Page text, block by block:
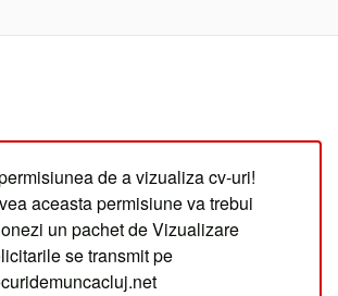
de a vizualiza cv-uri!
aceasta permisiune va trebui
un pachet de Vizualizare
se transmit pe